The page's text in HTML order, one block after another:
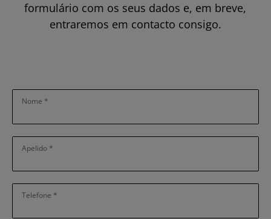
formulário com os seus dados e, em breve,
entraremos em contacto consigo.
Nome
Apelido
Telefone